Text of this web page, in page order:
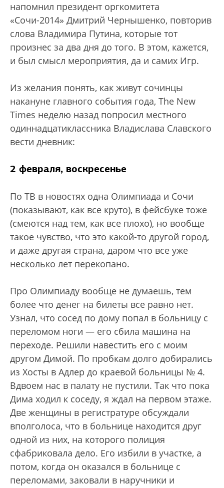
напомнил президент оргкомитета
«Сочи-2014» Дмитрий Чернышенко, повторив
слова Владимира Путина, которые тот
произнес за два дня до того. В этом, кажется,
и был смысл мероприятия, да и самих Игр.
Из желания понять, как живут сочинцы
накануне главного события года, The New
Times неделю назад попросил местного
одиннадцатиклассника Владислава Славского
вести дневник:
2 февраля, воскресенье
По ТВ в новостях одна Олимпиада и Сочи
(показывают, как все круто), в фейсбуке тоже
(смеются над тем, как все плохо), но вообще
такое чувство, что это какой-то другой город,
и даже другая страна, даром что все уже
несколько лет перекопано.
Про Олимпиаду вообще не думаешь, тем
более что денег на билеты все равно нет.
Узнал, что сосед по дому попал в больницу с
переломом ноги — его сбила машина на
переходе. Решили навестить его с моим
другом Димой. По пробкам долго добирались
из Хосты в Адлер до краевой больницы № 4.
Вдвоем нас в палату не пустили. Так что пока
Дима ходил к соседу, я ждал на первом этаже.
Две женщины в регистратуре обсуждали
вполголоса, что в больнице находится друг
одной из них, на которого полиция
сфабриковала дело. Его избили в участке, а
потом, когда он оказался в больнице с
переломами, заковали в наручники и